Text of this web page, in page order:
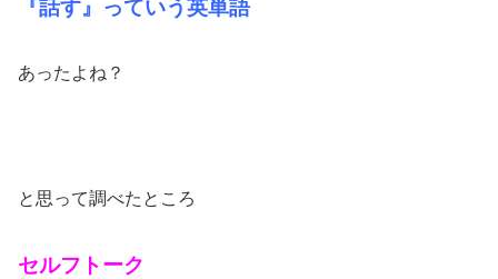
『話す』っていう英単語
あったよね？
と思って調べたところ
セルフトーク